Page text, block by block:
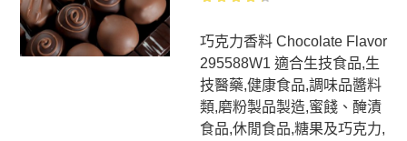
of 5
巧克力香料 Chocolate Flavor
295588W1 適合生技食品,生
技醫藥,健康食品,調味品醬料
類,磨粉製品製造,蜜餞、醃漬
食品,休閒食品,糖果及巧克力,